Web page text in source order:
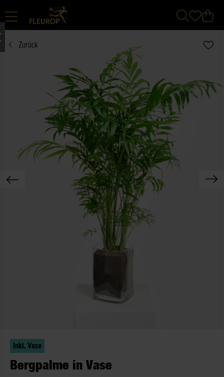
Zurück
Inkl. Vase
Bergpalme in Vase